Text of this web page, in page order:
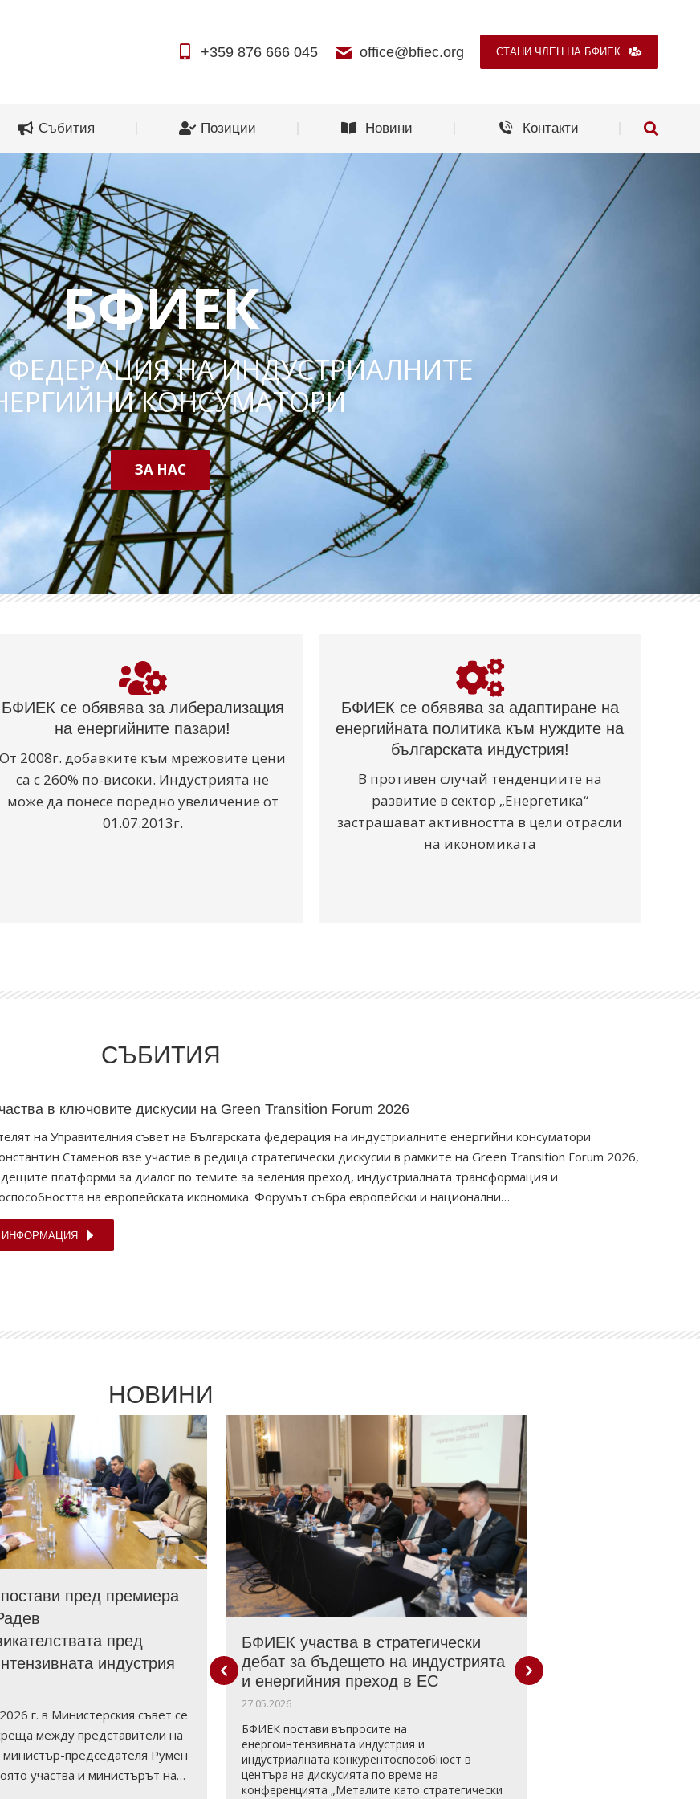
+359 876 666 045 office@bfiec.org СТАНИ ЧЛЕН НА БФИЕК
Събития Позиции Новини Контакти
БФИЕК
ФЕДЕРАЦИЯ НА ИНДУСТРИАЛНИТЕ
КОНСУМАТОРИ
ЗА НАС
БФИЕК се обявява за либерализация
на енергийните пазари!
От 2008г. добавките към мрежовите цени
са с 260% по-високи. Индустрията не
може да понесе поредно увеличение от
01.07.2013г.
БФИЕК се обявява за адаптиране на
енергийната политика към нуждите на
българската индустрия!
В противен случай тенденциите на
развитие в сектор „Енергетика“
застрашават активността в цели отрасли
на икономиката
СЪБИТИЯ
в ключовите дискусии на Green Transition Forum 2026
на Управителния съвет на Българската федерация на индустриалните енергийни консуматори
Стаменов взе участие в редица стратегически дискусии в рамките на Green Transition Forum 2026,
платформи за диалог по темите за зеления преход, индустриалната трансформация и
на европейската икономика. Форумът събра европейски и национални…
ИНФОРМАЦИЯ
НОВИНИ
пред премиера
пред
индустрия
г. в Министерския съвет се
между представители на
министър-председателя Румен
участва и министърът на…
позиция относно
от спешни
за компенсиране
цени на
за индустрията
федерация на енергоинтензивните
с КРИБ, БСК, БАМИ,
официално писмо до
Гюров и ресорните
за…
БФИЕК участва в стратегически
дебат за бъдещето на индустрията
и енергийния преход в ЕС
27.05.2026
БФИЕК постави въпросите на
енергоинтензивната индустрия и
индустриалната конкурентоспособност в
центъра на дискусията по време на
конференцията „Металите като стратегически